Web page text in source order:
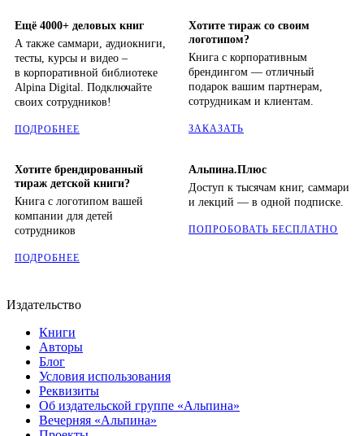
Ещё 4000+ деловых книг
А также саммари, аудиокниги,
тесты, курсы и видео –
в корпоративной библиотеке
Alpina Digital. Подключайте
своих сотрудников!
ПОДРОБНЕЕ
Хотите тираж со своим
логотипом?
Книга с корпоративным
брендингом — отличный
подарок вашим партнерам,
сотрудникам и клиентам.
ЗАКАЗАТЬ
Хотите брендированный
тираж детской книги?
Книга с логотипом вашей
компании для детей
сотрудников
ПОДРОБНЕЕ
Альпина.Плюс
Доступ к тысячам книг, саммари
и лекций — в одной подписке.
ПОПРОБОВАТЬ БЕСПЛАТНО
Издательство
Книги
Авторы
Блог
Условия использования
Реквизиты
Об издательской группе «Альпина»
Вечерняя «Альпина»